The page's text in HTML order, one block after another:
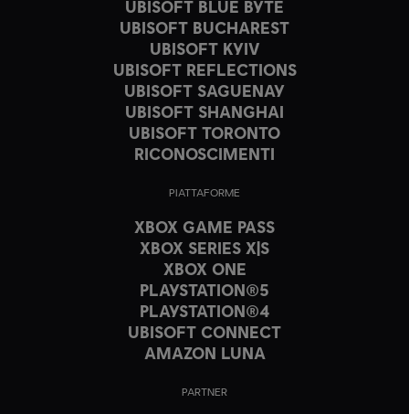
UBISOFT BLUE BYTE
UBISOFT BUCHAREST
UBISOFT KYIV
UBISOFT REFLECTIONS
UBISOFT SAGUENAY
UBISOFT SHANGHAI
UBISOFT TORONTO
RICONOSCIMENTI
PIATTAFORME
XBOX GAME PASS
XBOX SERIES X|S
XBOX ONE
PLAYSTATION®5
PLAYSTATION®4
UBISOFT CONNECT
AMAZON LUNA
PARTNER